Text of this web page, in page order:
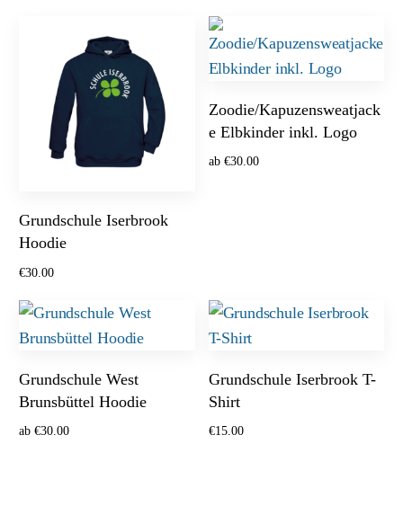
Grundschule Iserbrook
Hoodie
€30.00
Optionen wählen
Zoodie/Kapuzensweatjack
e Elbkinder inkl. Logo
ab €30.00
Grundschule West
Brunsbüttel Hoodie
ab€30.00
Grundschule Iserbrook T-
Shirt
€15.00